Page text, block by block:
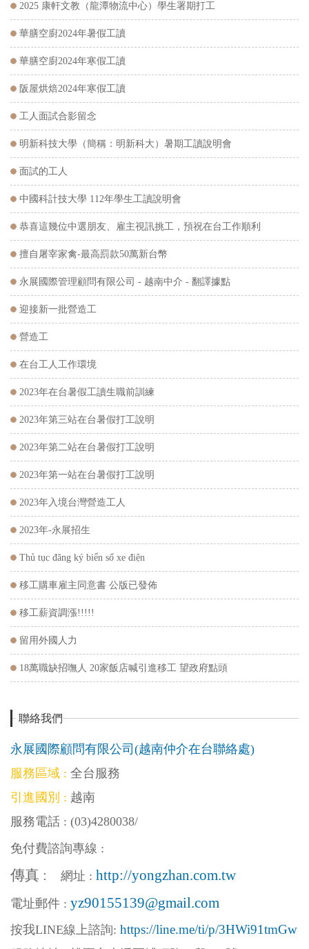
2025 康軒文教（龍潭物流中心）學生署期打工
華膳空廚2024年暑假工讀
華膳空廚2024年寒假工讀
阪屋烘焙2024年寒假工讀
工人面試合影留念
明新科技大學（簡稱：明新科大）暑期工讀說明會
面試的工人
中國科計技大學 112年學生工讀說明會
恭喜這幾位中選朋友、雇主視訊挑工，預祝在台工作順利
擅自屠宰家禽-最高罰款50萬新台幣
永展國際管理顧問有限公司 - 越南中介 - 翻譯據點
迎接新一批營造工
營造工
在台工人工作環境
2023年在台暑假工讀生職前訓練
2023年第三站在台暑假打工說明
2023年第二站在台暑假打工說明
2023年第一站在台暑假打工說明
2023年入境台灣營造工人
2023年-永展招生
Thủ tục đăng ký biển số xe điện
移工購車雇主同意書 公版已發佈
移工薪資調漲!!!!!
留用外國人力
18萬職缺招嘸人 20家飯店喊引進移工 望政府點頭
聯絡我們
永展國際顧問有限公司(越南仲介在台聯絡處)
服務區域 : 全台服務
引進國別 : 越南
服務電話 : (03)4280038/
免付費諮詢專線 :
傳真 : 網址 : http://yongzhan.com.tw
電址郵件 : yz90155139@gmail.com
按我LINE線上諮詢: https://line.me/ti/p/3HWi91tmGw